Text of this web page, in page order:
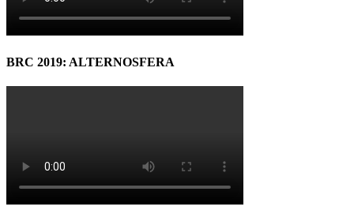
BRC 2019: ALTERNOSFERA